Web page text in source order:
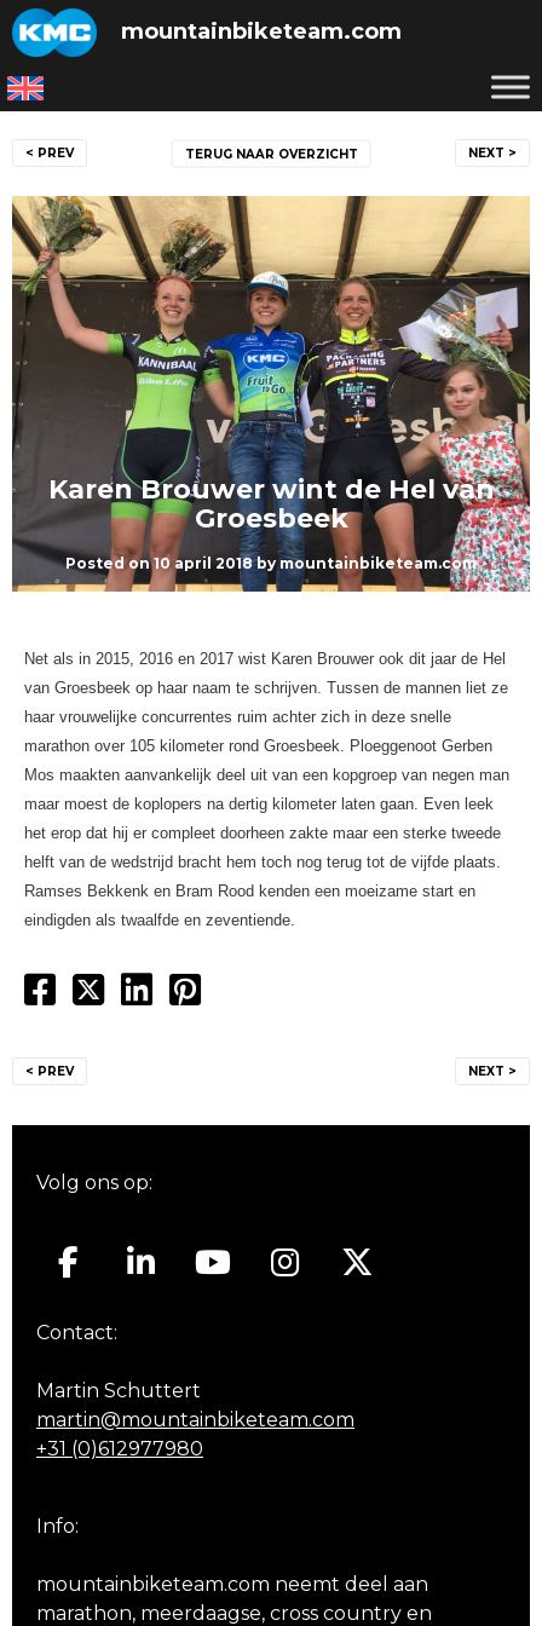
Skip
to
content
mountainbiketeam.com
navigatie
< PREV NEXT >
TERUG NAAR OVERZICHT
Karen Brouwer wint de Hel van
Groesbeek
Posted on10 april 2018bymountainbiketeam.com
Net als in 2015, 2016 en 2017 wist Karen Brouwer ook dit jaar de Hel
van Groesbeek op haar naam te schrijven. Tussen de mannen liet ze
haar vrouwelijke concurrentes ruim achter zich in deze snelle
marathon over 105 kilometer rond Groesbeek. Ploeggenoot Gerben
Mos maakten aanvankelijk deel uit van een kopgroep van negen man
maar moest de koplopers na dertig kilometer laten gaan. Even leek
het erop dat hij er compleet doorheen zakte maar een sterke tweede
helft van de wedstrijd bracht hem toch nog terug tot de vijfde plaats.
Ramses Bekkenk en Bram Rood kenden een moeizame start en
eindigden als twaalfde en zeventiende.
navigatie
< PREV NEXT >
Volg ons op:
Contact:
Martin Schuttert
martin@mountainbiketeam.com
+31 (0)612977980
Info:
mountainbiketeam.com neemt deel aan
marathon, meerdaagse, cross country en